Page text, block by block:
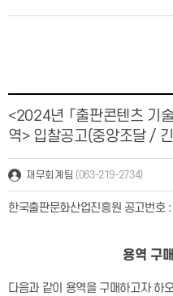
<2024년 「출판콘텐츠 기
역> 입찰공고(중앙조달 /
재무회계팀 (063-219-2734)
한국출판문화산업진흥원 공고번호 :
용역 구
다음과 같이 용역을 구매하고자 하